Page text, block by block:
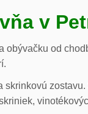
v
obývačku od
skrinkovú